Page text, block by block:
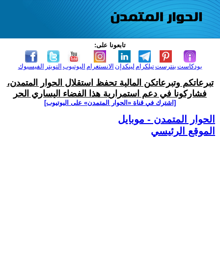
تابعونا على:
الفيسبوك التويتر اليوتيوب الانستغرام لينكدإن تيلكرامبنترست بودكاست
تبرعاتكم وتبرعاتكن المالية تحفظ استقلال الحوار المتمدن،
فشاركونا في دعم استمرارية هذا الفضاء اليساري الحر
[اشترك في قناة ‫«الحوار المتمدن» على اليوتيوب]
الحوار المتمدن - موبايل
الموقع الرئيسي